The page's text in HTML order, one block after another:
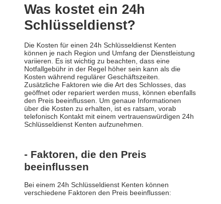
Was kostet ein 24h
Schlüsseldienst?
Die Kosten für einen 24h Schlüsseldienst Kenten
können je nach Region und Umfang der Dienstleistung
variieren. Es ist wichtig zu beachten, dass eine
Notfallgebühr in der Regel höher sein kann als die
Kosten während regulärer Geschäftszeiten.
Zusätzliche Faktoren wie die Art des Schlosses, das
geöffnet oder repariert werden muss, können ebenfalls
den Preis beeinflussen. Um genaue Informationen
über die Kosten zu erhalten, ist es ratsam, vorab
telefonisch Kontakt mit einem vertrauenswürdigen 24h
Schlüsseldienst Kenten aufzunehmen.
- Faktoren, die den Preis
beeinflussen
Bei einem 24h Schlüsseldienst Kenten können
verschiedene Faktoren den Preis beeinflussen: